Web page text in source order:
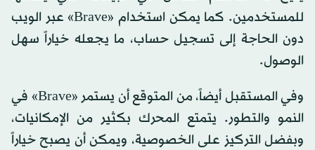
للمستخدمين. كما يمكن استخدام «Brave» عبر الويب
دون الحاجة إلى تسجيل حساب، ما يجعله خياراً سهل
الوصول.
وفي المستقبل أيضاً، من المتوقع أن يستمر «Brave» في
النمو والتطور. يتمتع المحرك بكثير من الإمكانيات،
وبفضل التركيز على الخصوصية، ويمكن أن يصبح خياراً